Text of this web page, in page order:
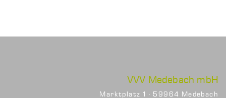
VVV Medebach mbH
Marktplatz 1 · 59964 Medebach